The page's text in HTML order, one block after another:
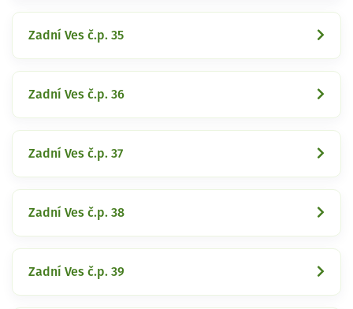
Zadní Ves č.p. 35
Zadní Ves č.p. 36
Zadní Ves č.p. 37
Zadní Ves č.p. 38
Zadní Ves č.p. 39